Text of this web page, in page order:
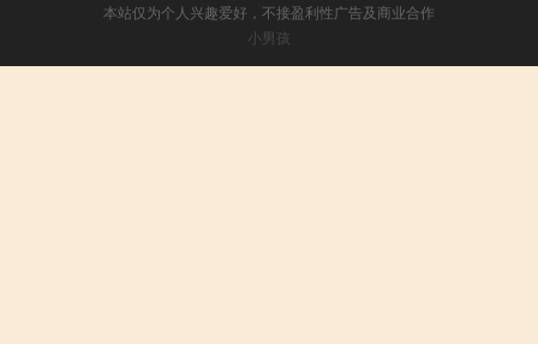
本站仅为个人兴趣爱好，不接盈利性广告及商业合作
小男孩